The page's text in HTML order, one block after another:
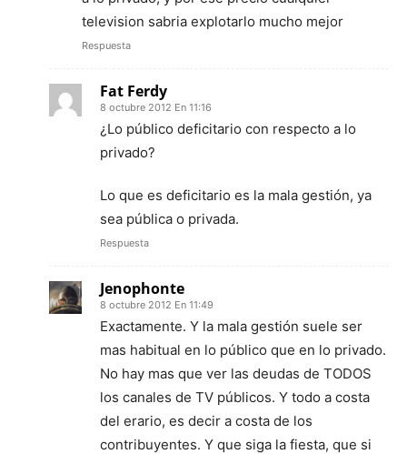
television sabria explotarlo mucho mejor
Respuesta
Fat Ferdy
8 octubre 2012 En 11:16
¿Lo público deficitario con respecto a lo
privado?
Lo que es deficitario es la mala gestión, ya
sea pública o privada.
Respuesta
Jenophonte
8 octubre 2012 En 11:49
Exactamente. Y la mala gestión suele ser
mas habitual en lo público que en lo privado.
No hay mas que ver las deudas de TODOS
los canales de TV públicos. Y todo a costa
del erario, es decir a costa de los
contribuyentes. Y que siga la fiesta, que si